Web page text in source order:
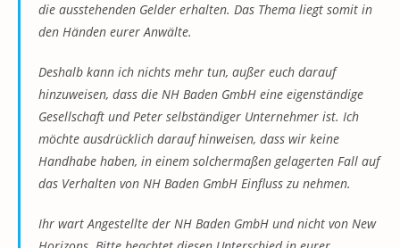
die ausstehenden Gelder erhalten. Das Thema liegt somit in
den Händen eurer Anwälte.
Deshalb kann ich nichts mehr tun, außer euch darauf
hinzuweisen, dass die NH Baden GmbH eine eigenständige
Gesellschaft und Peter selbständiger Unternehmer ist. Ich
möchte ausdrücklich darauf hinweisen, dass wir keine
Handhabe haben, in einem solchermaßen gelagerten Fall auf
das Verhalten von NH Baden GmbH Einfluss zu nehmen.
Ihr wart Angestellte der NH Baden GmbH und nicht von New